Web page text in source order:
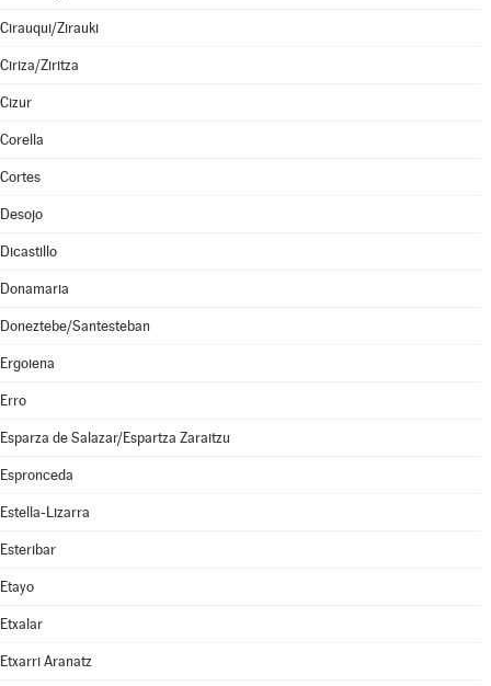
Cirauqui/Zirauki
Ciriza/Ziritza
Cizur
Corella
Cortes
Desojo
Dicastillo
Donamaria
Doneztebe/Santesteban
Ergoiena
Erro
Esparza de Salazar/Espartza Zaraitzu
Espronceda
Estella-Lizarra
Esteribar
Etayo
Etxalar
Etxarri Aranatz